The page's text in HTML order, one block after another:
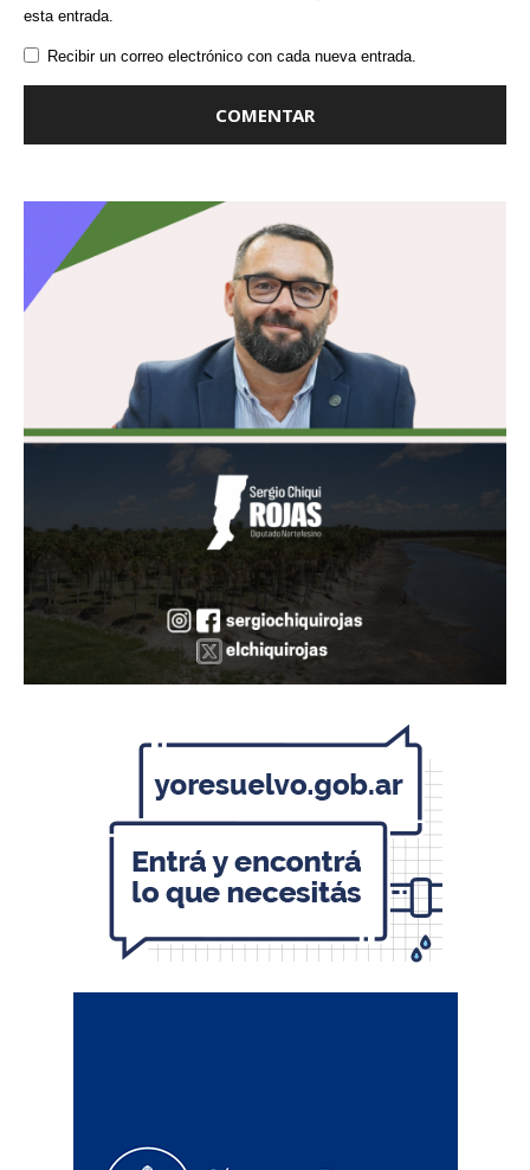
esta entrada.
Recibir un correo electrónico con cada nueva entrada.